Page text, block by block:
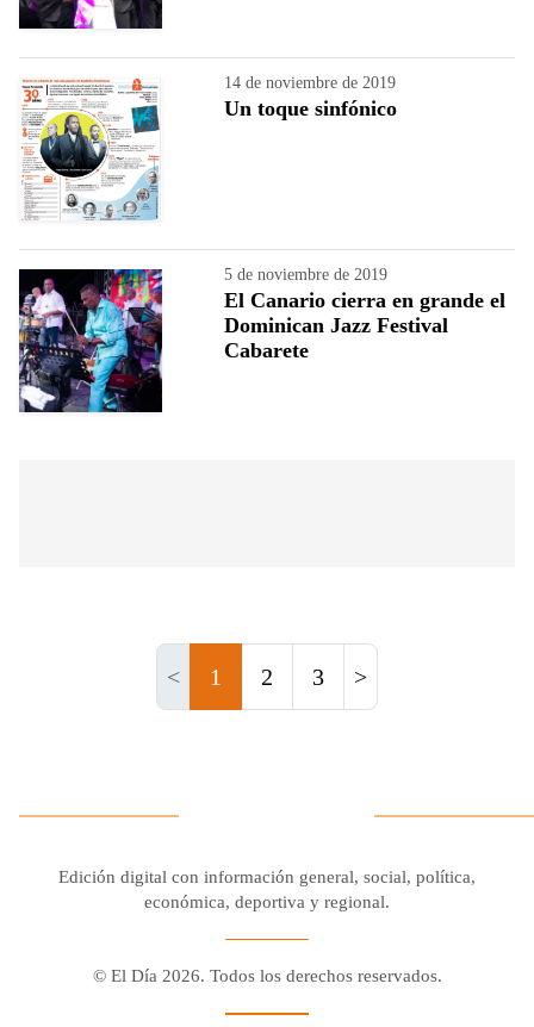
14 de noviembre de 2019
Un toque sinfónico
5 de noviembre de 2019
El Canario cierra en grande el
Dominican Jazz Festival
Cabarete
< 1 2 3 >
Edición digital con información general, social, política,
económica, deportiva y regional.
© El Día 2026. Todos los derechos reservados.